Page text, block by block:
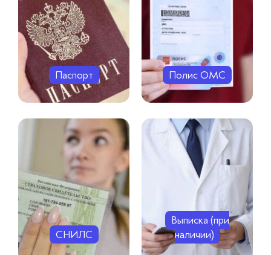
Паспорт Полис ОМС
СНИЛС
Выписка (при
наличии)